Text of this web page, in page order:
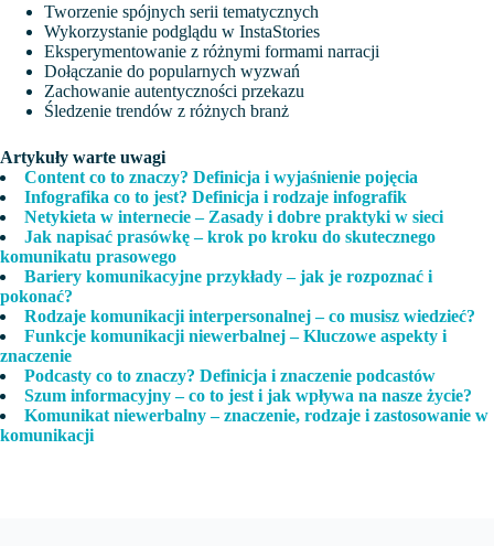
Tworzenie spójnych serii tematycznych
Wykorzystanie podglądu w InstaStories
Eksperymentowanie z różnymi formami narracji
Dołączanie do popularnych wyzwań
Zachowanie autentyczności przekazu
Śledzenie trendów z różnych branż
Artykuły warte uwagi
Content co to znaczy? Definicja i wyjaśnienie pojęcia
Infografika co to jest? Definicja i rodzaje infografik
Netykieta w internecie – Zasady i dobre praktyki w sieci
Jak napisać prasówkę – krok po kroku do skutecznego
komunikatu prasowego
Bariery komunikacyjne przykłady – jak je rozpoznać i
pokonać?
Rodzaje komunikacji interpersonalnej – co musisz wiedzieć?
Funkcje komunikacji niewerbalnej – Kluczowe aspekty i
znaczenie
Podcasty co to znaczy? Definicja i znaczenie podcastów
Szum informacyjny – co to jest i jak wpływa na nasze życie?
Komunikat niewerbalny – znaczenie, rodzaje i zastosowanie w
komunikacji